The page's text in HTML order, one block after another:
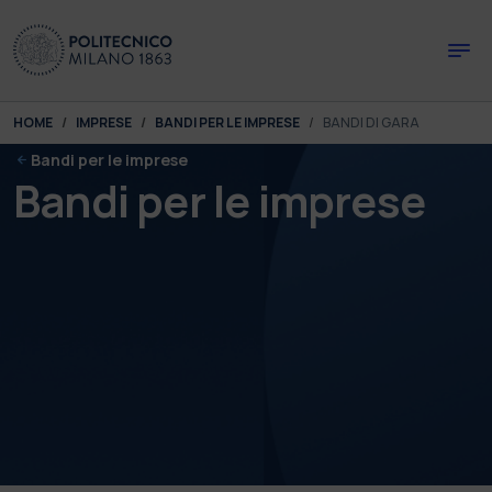
You are here:
HOME IMPRESE BANDI PER LE IMPRESE BANDI DI GARA
Bandi per le imprese
Bandi per le imprese